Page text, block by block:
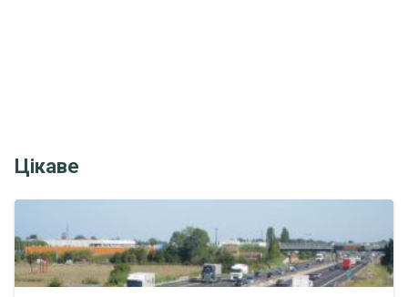
Цікаве